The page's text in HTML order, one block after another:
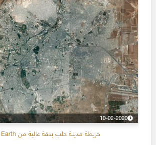
10-02-2020
خريطة مدينة حلب بدقة عالية من Google Earth